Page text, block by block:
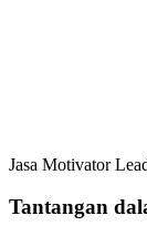
Jasa Motivator
Tantangan